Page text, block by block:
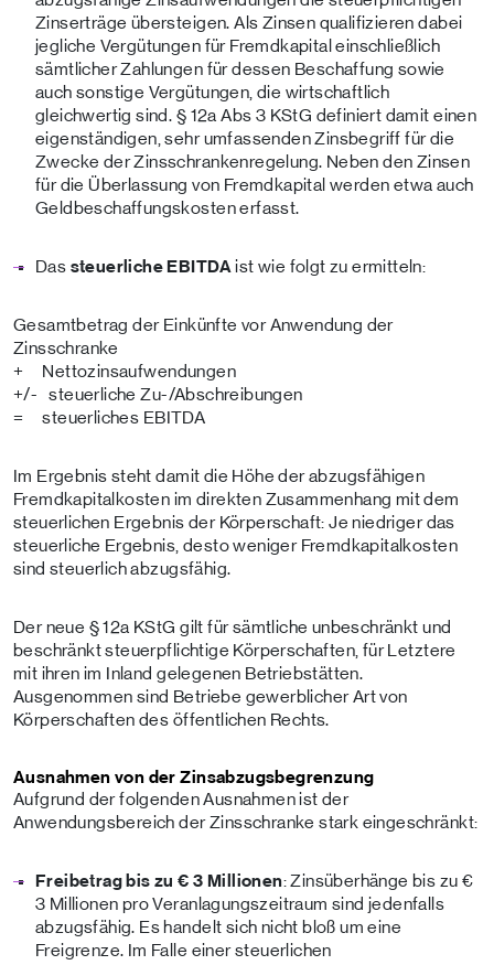
Zinserträge übersteigen. Als Zinsen qualifizieren dabei
jegliche Vergütungen für Fremdkapital einschließlich
sämtlicher Zahlungen für dessen Beschaffung sowie
auch sonstige Vergütungen, die wirtschaftlich
gleichwertig sind. § 12a Abs 3 KStG definiert damit einen
eigenständigen, sehr umfassenden Zinsbegriff für die
Zwecke der Zinsschrankenregelung. Neben den Zinsen
für die Überlassung von Fremdkapital werden etwa auch
Geldbeschaffungskosten erfasst.
Das steuerliche EBITDAist wie folgt zu ermitteln:
Gesamtbetrag der Einkünfte vor Anwendung der
Zinsschranke
+ Nettozinsaufwendungen
+/- steuerliche Zu-/Abschreibungen
= steuerliches EBITDA
Im Ergebnis steht damit die Höhe der abzugsfähigen
Fremdkapitalkosten im direkten Zusammenhang mit dem
steuerlichen Ergebnis der Körperschaft: Je niedriger das
steuerliche Ergebnis, desto weniger Fremdkapitalkosten
sind steuerlich abzugsfähig.
Der neue § 12a KStG gilt für sämtliche unbeschränkt und
beschränkt steuerpflichtige Körperschaften, für Letztere
mit ihren im Inland gelegenen Betriebstätten.
Ausgenommen sind Betriebe gewerblicher Art von
Körperschaften des öffentlichen Rechts.
Ausnahmen von der Zinsabzugsbegrenzung
Aufgrund der folgenden Ausnahmen ist der
Anwendungsbereich der Zinsschranke stark eingeschränkt:
Freibetrag bis zu € 3 Millionen: Zinsüberhänge bis zu €
3 Millionen pro Veranlagungszeitraum sind jedenfalls
abzugsfähig. Es handelt sich nicht bloß um eine
Freigrenze. Im Falle einer steuerlichen